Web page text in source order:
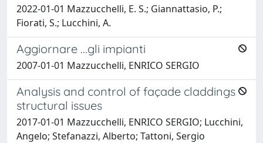
2022-01-01 Mazzucchelli, E. S.; Giannattasio, P.;
Fiorati, S.; Lucchini, A.
Aggiornare ...gli impianti
2007-01-01 Mazzucchelli, ENRICO SERGIO
Analysis and control of façade claddings
structural issues
2017-01-01 Mazzucchelli, ENRICO SERGIO; Lucchini,
Angelo; Stefanazzi, Alberto; Tattoni, Sergio